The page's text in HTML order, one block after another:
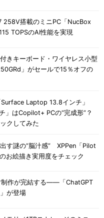
258V搭載のミニPC「NucBox
TOPSのAI性能を実現
きキーボード・ワイヤレス小型
」がセールで15％オフの
Laptop 13.8インチ」
」はCopilot+ PCの“完成形”？
クしてみた
す謎の“脳汁感” XPPen「Pilot
お絵描き実用度をチェック
制作が完結する――「ChatGPT
が登場